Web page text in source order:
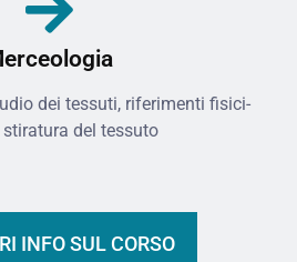
dei tessuti, riferimenti fisici-
del tessuto
INFO SUL CORSO